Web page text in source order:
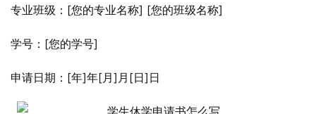
专业班级：[您的专业名称] [您的班级名称]
学号：[您的学号]
申请日期：[年]年[月]月[日]日